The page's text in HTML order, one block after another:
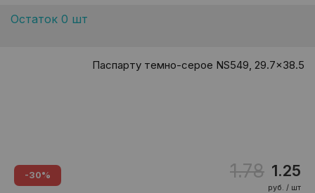
Остаток 0 шт
Паспарту темно-серое NS549, 29.7x38.5
-30% 1.78 1.25
руб. / шт